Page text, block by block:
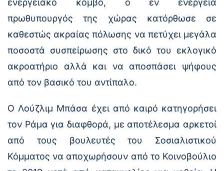
πρωθυπουργός της χώρας κατόρθωσε σε
καθεστώς ακραίας πόλωσης να πετύχει μεγάλα
ποσοστά συσπείρωσης στο δικό του εκλογικό
ακροατήριο αλλά και να αποσπάσει ψήφους
από τον βασικό του αντίπαλο.
Ο Λούζλιμ Μπάσα έχει από καιρό κατηγορήσει
τον Ράμα για διαφθορά, με αποτέλεσμα αρκετοί
από τους βουλευτές του Σοσιαλιστικού
Κόμματος να αποχωρήσουν από το Κοινοβούλιο